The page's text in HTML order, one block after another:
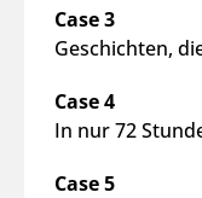
Case 3
Geschichten,
Case 4
In nur 72
Case 5